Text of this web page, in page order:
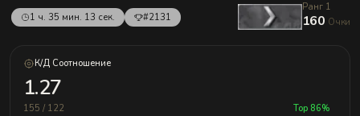
1 ч. 35 мин. 13 сек. #2131
Ранг 1
160 Очки
К/Д Соотношение
1.27
155 / 122 Top 86%